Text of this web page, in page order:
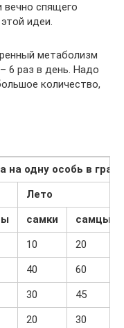
вечно спящего
идеи.
метаболизм
6 раз в день. Надо
количество,
на одну особь в
Лето
самки
самцы
10
20
40
60
30
45
20
30